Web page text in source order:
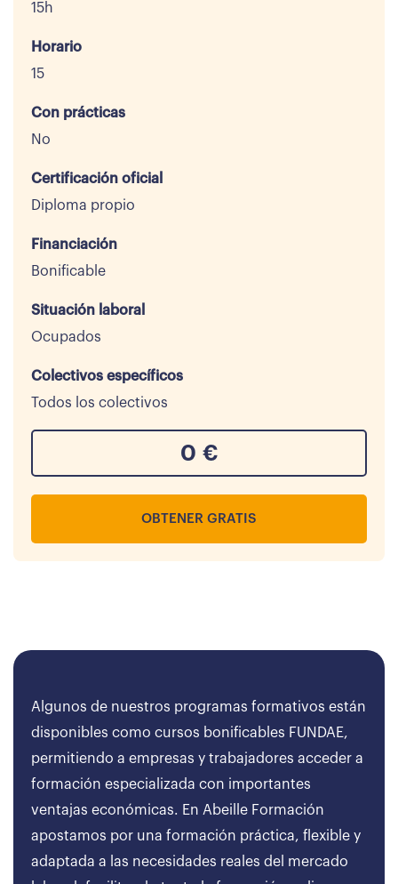
15h
Horario
15
Con prácticas
No
Certificación oficial
Diploma propio
Financiación
Bonificable
Situación laboral
Ocupados
Colectivos específicos
Todos los colectivos
0 €
OBTENER GRATIS
Algunos de nuestros programas formativos están
disponibles como cursos bonificables FUNDAE,
permitiendo a empresas y trabajadores acceder a
formación especializada con importantes
ventajas económicas. En Abeille Formación
apostamos por una formación práctica, flexible y
adaptada a las necesidades reales del mercado